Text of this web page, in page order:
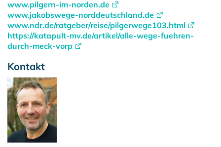
www.pilgern-im-norden.de
www.jakobswege-norddeutschland.de
www.ndr.de/ratgeber/reise/pilgerwege103.html
https://katapult-mv.de/artikel/alle-wege-fuehren-
durch-meck-vorp
Kontakt